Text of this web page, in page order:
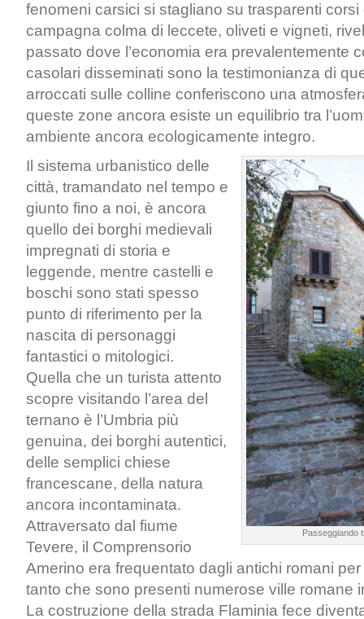
fenomeni carsici si stagliano su trasparenti corsi
campagna colma di leccete, oliveti e vigneti,
passato dove l’economia era prevalentemente
casolari disseminati sono la testimonianza di
arroccati sulle colline conferiscono una
queste zone ancora esiste un equilibrio tra
ambiente ancora ecologicamente integro.
Passeggiando
Il sistema urbanistico delle
città, tramandato nel tempo e
giunto fino a noi, è ancora
quello dei borghi medievali
impregnati di storia e
leggende, mentre castelli e
boschi sono stati spesso
punto di riferimento per la
nascita di personaggi
fantastici o mitologici.
Quella che un turista attento
scopre visitando l’area del
ternano è l’Umbria più
genuina, dei borghi autentici,
delle semplici chiese
francescane, della natura
ancora incontaminata.
Attraversato dal fiume
Tevere, il Comprensorio
Amerino era frequentato dagli antichi romani
tanto che sono presenti numerose ville romane
La costruzione della strada Flaminia fece